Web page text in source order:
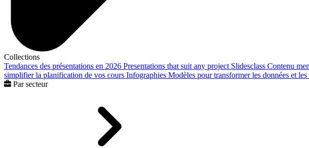
Collections
Tendances des présentations en 2026 Presentations that suit any project Slidesclass Contenu
simplifier la planification de vos cours Infographies Modèles pour transformer les données et
Par secteur